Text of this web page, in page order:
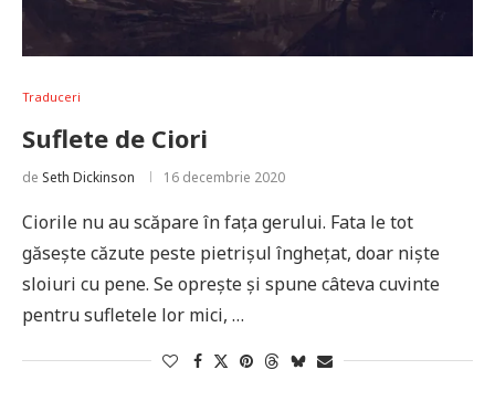
Traduceri
Suflete de Ciori
de Seth Dickinson 16 decembrie 2020
Ciorile nu au scăpare în fața gerului. Fata le tot
găsește căzute peste pietrișul înghețat, doar niște
sloiuri cu pene. Se oprește și spune câteva cuvinte
pentru sufletele lor mici, …